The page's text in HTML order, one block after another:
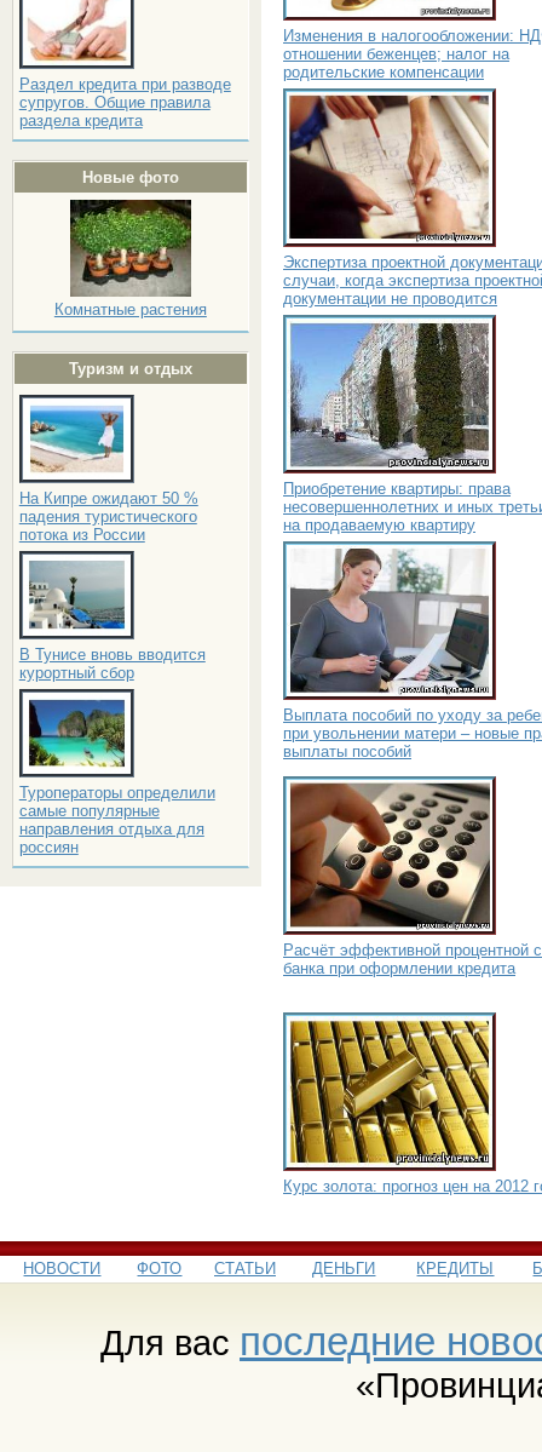
Раздел кредита при разводе
супругов. Общие правила
раздела кредита
Новые фото
Комнатные растения
Туризм и отдых
На Кипре ожидают 50 %
падения туристического
потока из России
В Тунисе вновь вводится
курортный сбор
Туроператоры определили
самые популярные
направления отдыха для
россиян
Изменения в налогообложении:
отношении беженцев; налог на
родительские компенсации
Экспертиза проектной
случаи, когда экспертиза
документации не проводится
Приобретение квартиры: права
несовершеннолетних и иных
на продаваемую квартиру
Выплата пособий по уходу за
при увольнении матери – новые
выплаты пособий
Расчёт эффективной процентной
банка при оформлении кредита
Курс золота: прогноз цен на 2012
НОВОСТИ ФОТО СТАТЬИ ДЕНЬГИ КРЕДИТЫ
Для вас последние